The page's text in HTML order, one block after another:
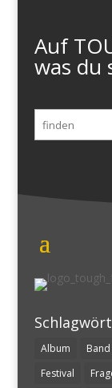
Auf
was du
Suchen
nach:
Album Band
Festival